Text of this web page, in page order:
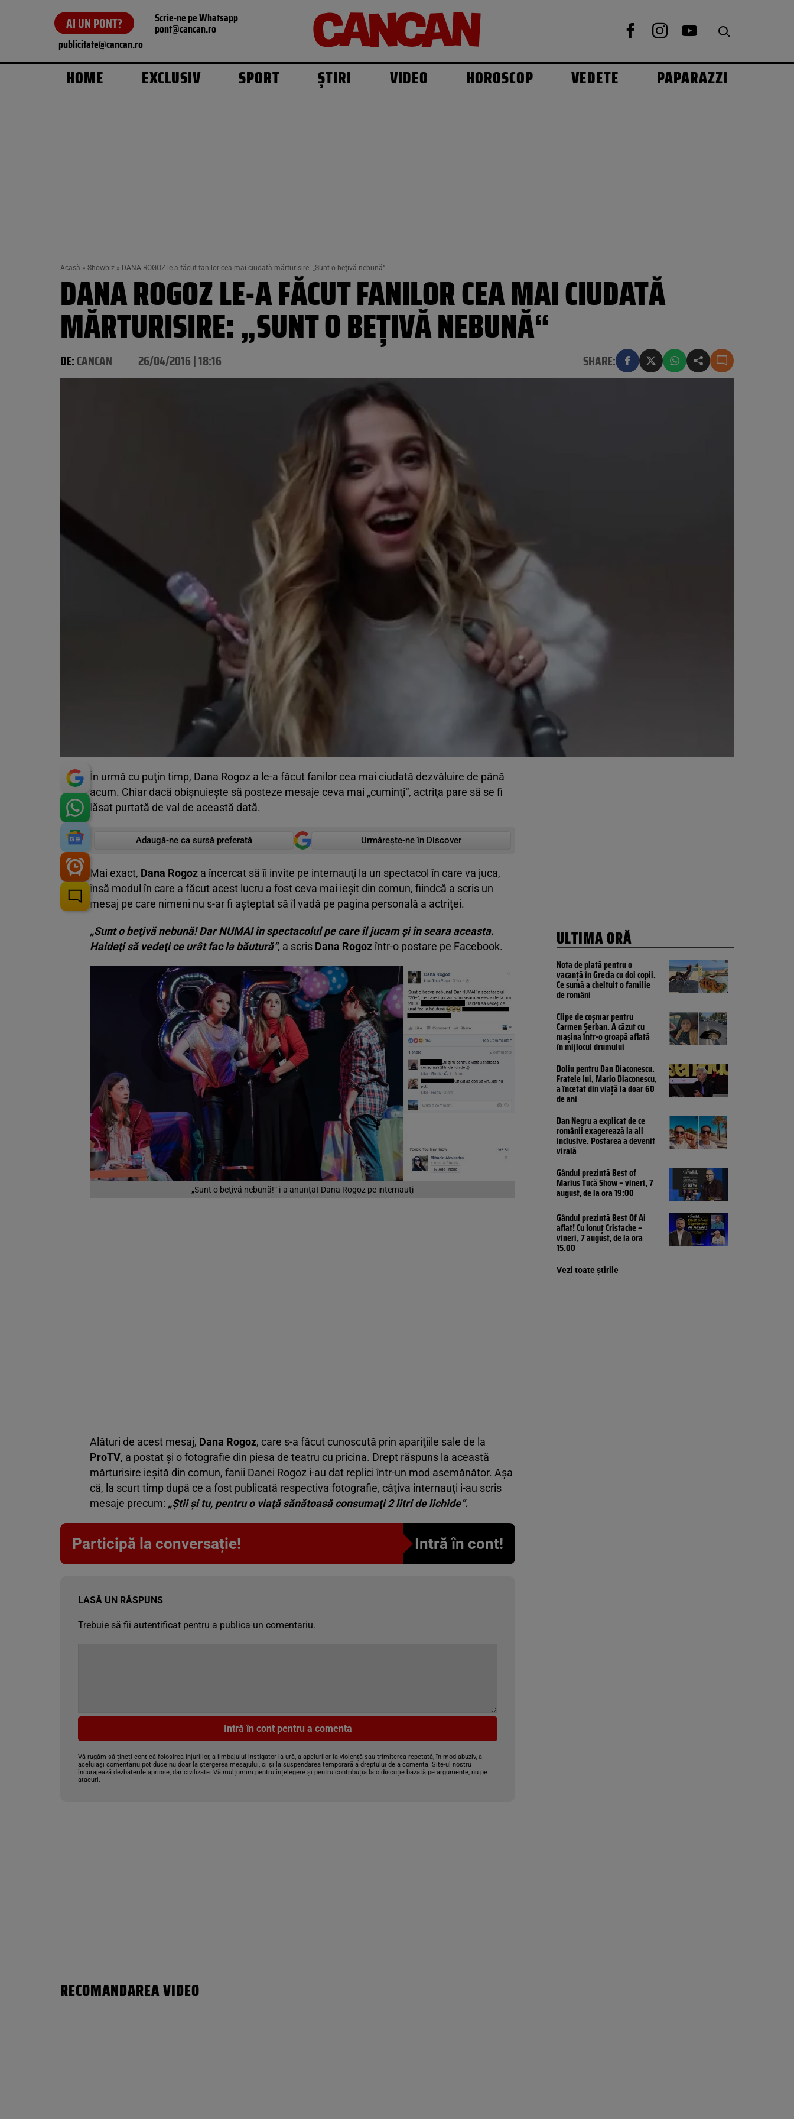
AI UN PONT? Scrie-ne pe Whatsapp
pont@cancan.ro
publicitate@cancan.ro
HOME EXCLUSIV SPORT ȘTIRI VIDEO HOROSCOP VEDETE PAPARAZZI
Acasă » Showbiz » DANA ROGOZ le-a făcut fanilor cea mai ciudată mărturisire: „Sunt o beţivă nebună“
DANA ROGOZ LE-A FĂCUT FANILOR CEA MAI CIUDATĂ
MĂRTURISIRE: „SUNT O BEŢIVĂ NEBUNĂ“
DE:CANCAN 26/04/2016 | 18:16 SHARE:
În urmă cu puţin timp, Dana Rogoz a le-a făcut fanilor cea mai ciudată dezvăluire de până
acum. Chiar dacă obişnuieşte să posteze mesaje ceva mai „cuminţi“, actriţa pare să se fi
lăsat purtată de val de această dată.
Adaugă-ne ca sursă preferată Urmărește-ne în Discover
Mai exact, Dana Rogoz a încercat să îi invite pe internauţi la un spectacol în care va juca,
însă modul în care a făcut acest lucru a fost ceva mai ieşit din comun, fiindcă a scris un
mesaj pe care nimeni nu s-ar fi aşteptat să îl vadă pe pagina personală a actriţei.
„Sunt o beţivă nebună! Dar NUMAI în spectacolul pe care îl jucam şi în seara aceasta.
Haideţi să vedeţi ce urât fac la băutură“, a scris Dana Rogozîntr-o postare pe Facebook.
„Sunt o beţivă nebună!“ i-a anunţat Dana Rogoz pe internauţi
Alături de acest mesaj, Dana Rogoz, care s-a făcut cunoscută prin apariţiile sale de la
ProTV, a postat şi o fotografie din piesa de teatru cu pricina. Drept răspuns la această
mărturisire ieşită din comun, fanii Danei Rogoz i-au dat replici într-un mod asemănător. Aşa
că, la scurt timp după ce a fost publicată respectiva fotografie, câţiva internauţi i-au scris
mesaje precum: „Ştii şi tu, pentru o viaţă sănătoasă consumaţi 2 litri de lichide“.
Participă la conversație! Intră în cont!
LASĂ UN RĂSPUNS
Trebuie să fii autentificat pentru a publica un comentariu.
Intră în cont pentru a comenta
Vă rugăm să țineți cont că folosirea injuriilor, a limbajului instigator la ură, a apelurilor la violență sau trimiterea repetată, în mod abuziv, a
aceluiași comentariu pot duce nu doar la ștergerea mesajului, ci și la suspendarea temporară a dreptului de a comenta. Site-ul nostru
încurajează dezbaterile aprinse, dar civilizate. Vă mulțumim pentru înțelegere și pentru contribuția la o discuție bazată pe argumente, nu pe
atacuri.
RECOMANDAREA VIDEO
ULTIMA ORĂ
Nota de plată pentru o
vacanță în Grecia cu doi copii.
Ce sumă a cheltuit o familie
de români
Clipe de coșmar pentru
Carmen Șerban. A căzut cu
mașina într-o groapă aflată
în mijlocul drumului
Doliu pentru Dan Diaconescu.
Fratele lui, Mario Diaconescu,
a încetat din viață la doar 60
de ani
Dan Negru a explicat de ce
românii exagerează la all
inclusive. Postarea a devenit
virală
Gândul prezintă Best of
Marius Tucă Show – vineri, 7
august, de la ora 19:00
Gândul prezintă Best Of Ai
aflat! Cu Ionuț Cristache –
vineri, 7 august, de la ora
15.00
Vezi toate știrile